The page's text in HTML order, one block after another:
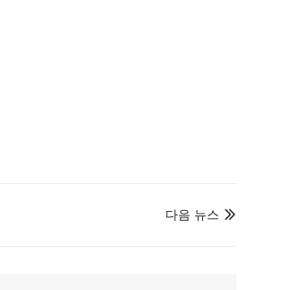

다음 뉴스